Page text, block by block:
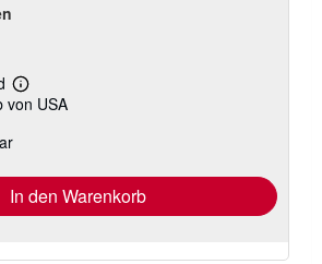
Weitere
Informationen
von USA
In den Warenkorb